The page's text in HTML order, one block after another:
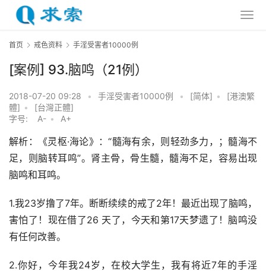
首页 戒色资料 手淫受害者10000例
[案例] 93.脑鸣（21例）
2018-07-20 09:28 • 手淫受害者10000例 • [简体] •
[港澳繁
體] •
[台灣正體]
字号:
A- • A+
解析：《灵枢·海论》：“髓海有余，则轻劲多力，；髓海不
足，则脑转耳鸣”。肾主骨，骨生髓，髓海不足，容易出现
脑鸣和耳鸣。
1.我23岁撸了7年。断断续续的戒了2年！最近出现了脑鸣，
害怕了！现在借了26 天了，今天和第17天梦遗了！脑鸣没
有任何改善。
2.你好，今年我24岁，在校大学生，我有将近7年的手淫